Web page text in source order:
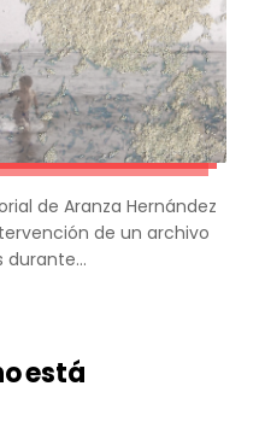
de Aranza Hernández
de un archivo
está